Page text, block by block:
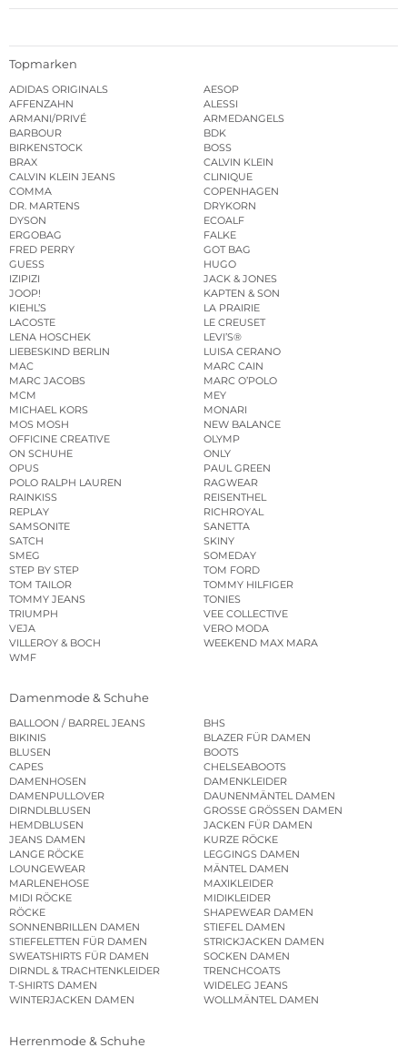
Topmarken
ADIDAS ORIGINALS
AESOP
AFFENZAHN
ALESSI
ARMANI/PRIVÉ
ARMEDANGELS
BARBOUR
BDK
BIRKENSTOCK
BOSS
BRAX
CALVIN KLEIN
CALVIN KLEIN JEANS
CLINIQUE
COMMA
COPENHAGEN
DR. MARTENS
DRYKORN
DYSON
ECOALF
ERGOBAG
FALKE
FRED PERRY
GOT BAG
GUESS
HUGO
IZIPIZI
JACK & JONES
JOOP!
KAPTEN & SON
KIEHL’S
LA PRAIRIE
LACOSTE
LE CREUSET
LENA HOSCHEK
LEVI’S®
LIEBESKIND BERLIN
LUISA CERANO
MAC
MARC CAIN
MARC JACOBS
MARC O’POLO
MCM
MEY
MICHAEL KORS
MONARI
MOS MOSH
NEW BALANCE
OFFICINE CREATIVE
OLYMP
ON SCHUHE
ONLY
OPUS
PAUL GREEN
POLO RALPH LAUREN
RAGWEAR
RAINKISS
REISENTHEL
REPLAY
RICHROYAL
SAMSONITE
SANETTA
SATCH
SKINY
SMEG
SOMEDAY
STEP BY STEP
TOM FORD
TOM TAILOR
TOMMY HILFIGER
TOMMY JEANS
TONIES
TRIUMPH
VEE COLLECTIVE
VEJA
VERO MODA
VILLEROY & BOCH
WEEKEND MAX MARA
WMF
Damenmode & Schuhe
BALLOON / BARREL JEANS
BHS
BIKINIS
BLAZER FÜR DAMEN
BLUSEN
BOOTS
CAPES
CHELSEABOOTS
DAMENHOSEN
DAMENKLEIDER
DAMENPULLOVER
DAUNENMÄNTEL DAMEN
DIRNDLBLUSEN
GROSSE GRÖSSEN DAMEN
HEMDBLUSEN
JACKEN FÜR DAMEN
JEANS DAMEN
KURZE RÖCKE
LANGE RÖCKE
LEGGINGS DAMEN
LOUNGEWEAR
MÄNTEL DAMEN
MARLENEHOSE
MAXIKLEIDER
MIDI RÖCKE
MIDIKLEIDER
RÖCKE
SHAPEWEAR DAMEN
SONNENBRILLEN DAMEN
STIEFEL DAMEN
STIEFELETTEN FÜR DAMEN
STRICKJACKEN DAMEN
SWEATSHIRTS FÜR DAMEN
SOCKEN DAMEN
DIRNDL & TRACHTENKLEIDER
TRENCHCOATS
T-SHIRTS DAMEN
WIDELEG JEANS
WINTERJACKEN DAMEN
WOLLMÄNTEL DAMEN
Herrenmode & Schuhe